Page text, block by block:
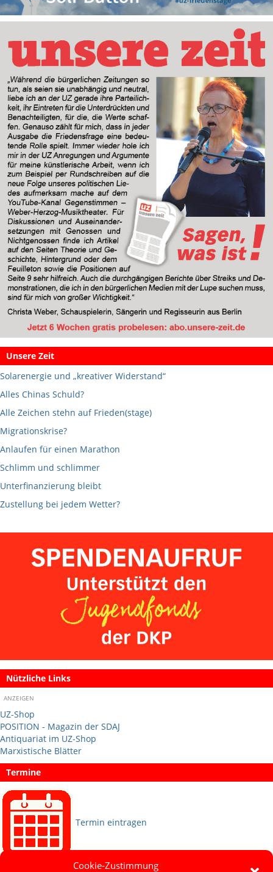
Cookie-Zustimmung
Unsere Zeit
Solarenergie und „kreativer Widerstand“
Alles Chinas Schuld?
Alle Zeichen stehn auf Frieden(stage)
Migrationskrise?
Anlaufen für einen Marathon
Schlimm und schlimmer
Unterfinanzierung bleibt
Zustellung bei jedem Wetter?
Nützliche Links
ANZEIGEN
UZ-Shop
POSITION - Magazin der SDAJ
Antiquariat im UZ-Shop
Marxistische Blätter
Termine
Termin eintragen